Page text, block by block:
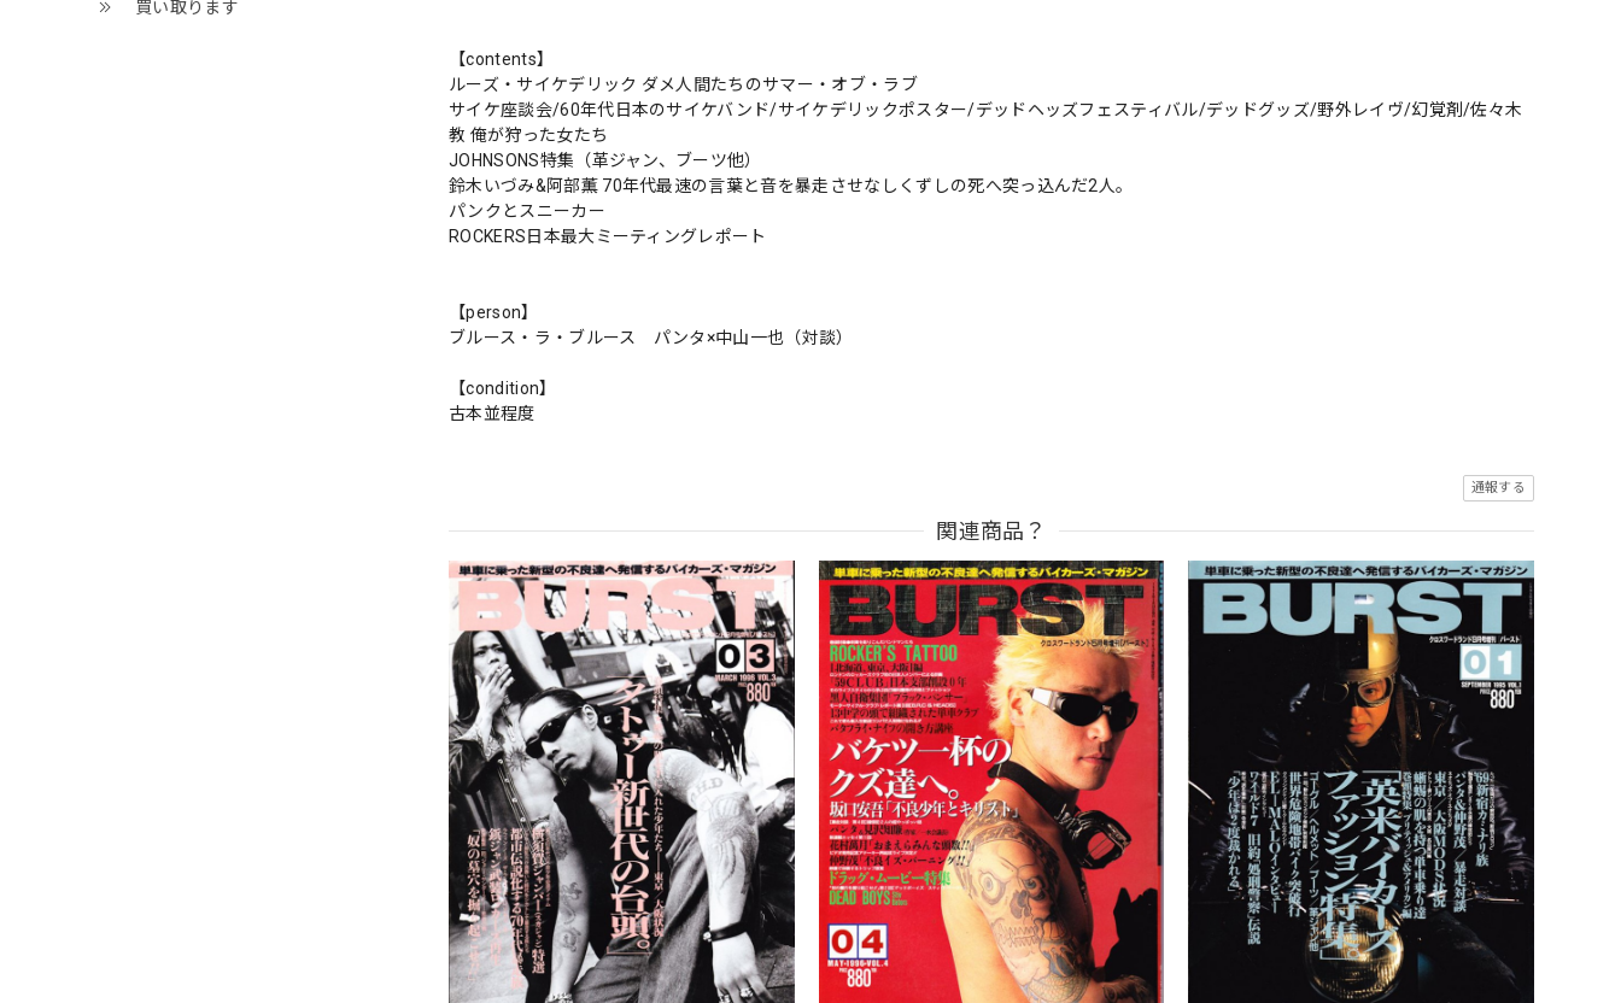
買い取ります
【contents】
ルーズ・サイケデリック ダメ人間たちのサマー・オブ・ラブ
サイケ座談会/60年代日本のサイケバンド/サイケデリックポスター/デッドヘッズフェスティバル/デッドグッズ/野外レイヴ/幻覚剤/佐々木
教 俺が狩った女たち
JOHNSONS特集（革ジャン、ブーツ他）
鈴木いづみ&阿部薫 70年代最速の言葉と音を暴走させなしくずしの死へ突っ込んだ2人。
パンクとスニーカー
ROCKERS日本最大ミーティングレポート
【person】
ブルース・ラ・ブルース パンタ×中山一也（対談）
【condition】
古本並程度
通報する
関連商品？